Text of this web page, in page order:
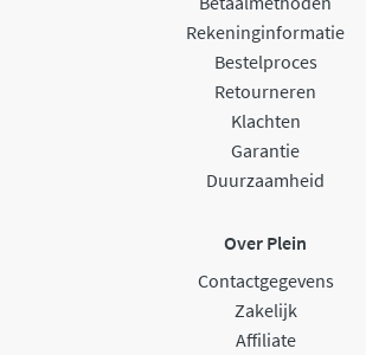
Rekeninginformatie
Bestelproces
Retourneren
Klachten
Garantie
Duurzaamheid
Over Plein
Contactgegevens
Zakelijk
Affiliate